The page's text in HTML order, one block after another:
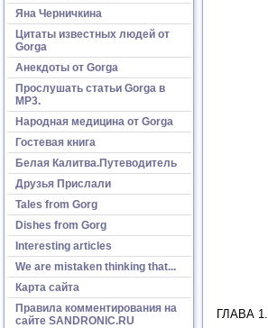
Яна Черничкина
Цитаты известных людей от
Gorga
Анекдоты от Gorga
Прослушать статьи Gorga в
МР3.
Народная медицина от Gorga
Гостевая книга
Белая Калитва.Путеводитель
Друзья Прислали
Tales from Gorg
Dishes from Gorg
Interesting articles
We are mistaken thinking that...
Карта сайта
Правила комментирования на
сайте SANDRONIC.RU
ГЛАВА 1.